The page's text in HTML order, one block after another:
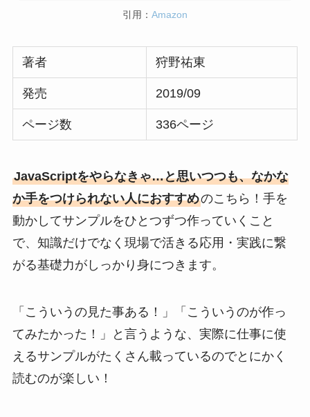
引用： Amazon
著者 狩野祐東
発売 2019/09
ページ数 336ページ
JavaScriptをやらなきゃ…と思いつつも、なかな
か手をつけられない人におすすめのこちら！手を
動かしてサンプルをひとつずつ作っていくこと
で、知識だけでなく現場で活きる応用・実践に繋
がる基礎力がしっかり身につきます。
「こういうの見た事ある！」「こういうのが作っ
てみたかった！」と言うような、実際に仕事に使
えるサンプルがたくさん載っているのでとにかく
読むのが楽しい！